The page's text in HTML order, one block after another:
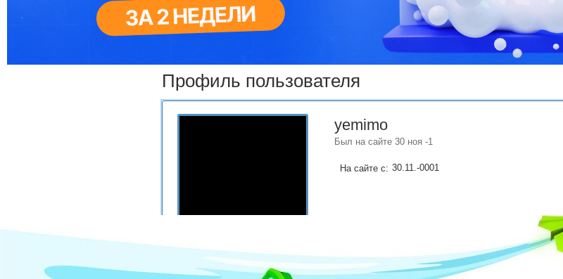
Профиль пользователя
yemimo
Был на сайте 30 ноя -1
На сайте с: 30.11.-0001